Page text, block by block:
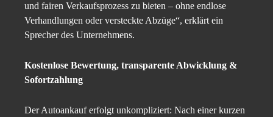
und fairen Verkaufsprozess zu bieten – ohne endlose
Verhandlungen oder versteckte Abzüge“, erklärt ein
Sprecher des Unternehmens.
Kostenlose Bewertung, transparente Abwicklung &
Sofortzahlung
Der Autoankauf erfolgt unkompliziert: Nach einer kurzen